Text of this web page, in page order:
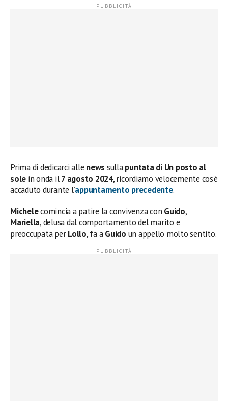
Prima di dedicarci alle news sullapuntata di Un posto al
sole in onda il7 agosto 2024, ricordiamo velocemente cos’è
accaduto durante l’appuntamento precedente.
Michelecomincia a patire la convivenza con Guido,
Mariella, delusa dal comportamento del marito e
preoccupata perLollo, fa aGuido un appello molto sentito.